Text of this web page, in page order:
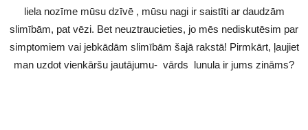
liela nozīme mūsu dzīvē , mūsu nagi ir saistīti ar daudzām
slimībām, pat vēzi. Bet neuztraucieties, jo mēs nediskutēsim par
simptomiem vai jebkādām slimībām šajā rakstā! Pirmkārt, ļaujiet
man uzdot vienkāršu jautājumu- vārds lunula ir jums zināms?